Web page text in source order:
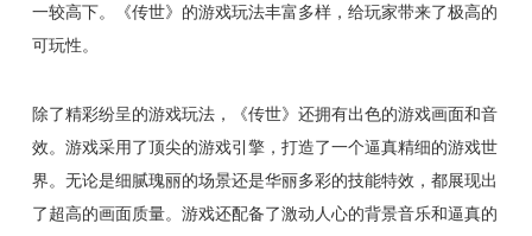
一较高下。《传世》的游戏玩法丰富多样，给玩家带来了极高的
可玩性。
除了精彩纷呈的游戏玩法，《传世》还拥有出色的游戏画面和音
效。游戏采用了顶尖的游戏引擎，打造了一个逼真精细的游戏世
界。无论是细腻瑰丽的场景还是华丽多彩的技能特效，都展现出
了超高的画面质量。游戏还配备了激动人心的背景音乐和逼真的